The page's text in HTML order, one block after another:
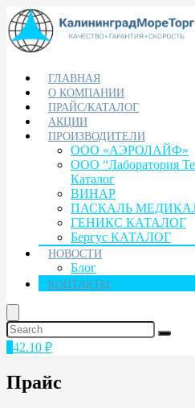
ГЛАВНАЯ
О КОМПАНИИ
ПРАЙС/КАТАЛОГ
АКЦИИ
ПРОИЗВОДИТЕЛИ
ООО «АЭРОЛАЙФ»
ООО “Лаборатория
Каталог
ВИНАР
ПАСКАЛЬ
ГЕНИКС КАТАЛОГ
Бергус КАТАЛОГ
НОВОСТИ
Блог
КОНТАКТЫ
42.10 ₽
Прайс